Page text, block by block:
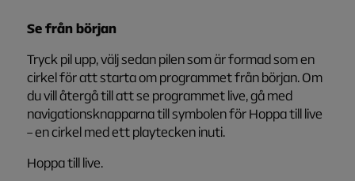
Se från början
Tryck pil upp, välj sedan pilen som är formad som en
cirkel för att starta om programmet från början. Om
du vill återgå till att se programmet live, gå med
navigationsknapparna till symbolen för Hoppa till live
– en cirkel med ett playtecken inuti.
Hoppa till live.